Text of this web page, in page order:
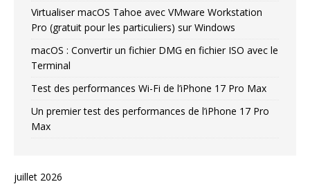
Virtualiser macOS Tahoe avec VMware Workstation
Pro (gratuit pour les particuliers) sur Windows
macOS : Convertir un fichier DMG en fichier ISO avec le
Terminal
Test des performances Wi-Fi de l’iPhone 17 Pro Max
Un premier test des performances de l’iPhone 17 Pro
Max
juillet 2026